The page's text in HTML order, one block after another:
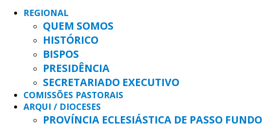
REGIONAL
QUEM SOMOS
HISTÓRICO
BISPOS
PRESIDÊNCIA
SECRETARIADO EXECUTIVO
COMISSÕES PASTORAIS
ARQUI / DIOCESES
PROVÍNCIA ECLESIÁSTICA DE PASSO FUNDO